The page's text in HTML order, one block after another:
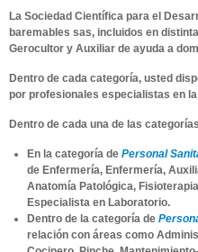
La Sociedad Científica para el
baremables sas, incluidos en
Gerocultor y Auxiliar de ayuda a
Dentro de cada categoría, usted
por profesionales especialistas en
Dentro de cada una de las
En la categoría de Personal
de Enfermería, Enfermería,
Anatomía Patológica,
Especialista en Laboratorio.
Dentro de la categoría de
relación con áreas como